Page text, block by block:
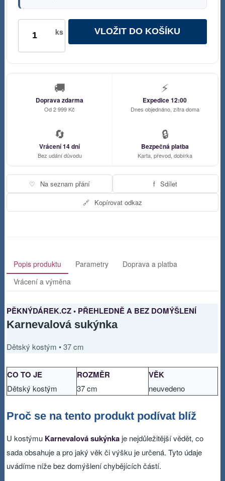
ks VLOŽIT DO KOŠÍKU
🚚
Doprava zdarma
Od 2 999 Kč
⚡
Expedice 12:00
Dnes objednáno, zítra doma
🔄
Vrácení 14 dní
Bez udání důvodu
🔒
Bezpečná platba
Karta, převod, dobírka
♡ Na seznam přání f Sdílet
🔗 Kopírovat odkaz
Popis produktu Parametry
Doprava a platba
Vrácení a výměna
PĚKNÝDÁREK.CZ • PŘEHLEDNĚ A BEZ DOMÝŠLENÍ
Karnevalová sukýnka
Dětský kostým • 37 cm
CO TO JE
Dětský kostým
ROZMĚR
37 cm
VĚK
neuvedeno
Proč se na tento produkt podívat blíž
U kostýmu Karnevalová sukýnka je nejdůležitější vědět, co
sada obsahuje a pro jaký věk či výšku je určená. Tyto údaje
uvádíme níže bez domýšlení chybějících částí.